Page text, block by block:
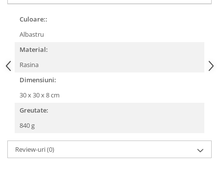
Culoare::
Albastru
Material:
Rasina
Dimensiuni:
30 x 30 x 8 cm
Greutate:
840 g
Review-uri(0)